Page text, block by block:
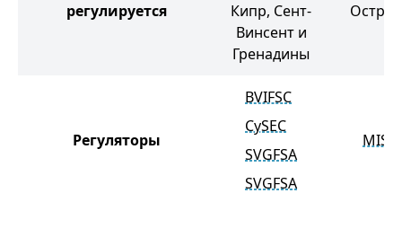
регулируется
Кипр, Сент-
Винсент и
Гренадины
Регуляторы
BVIFSC
CySEC
SVGFSA
SVGFSA
MISA